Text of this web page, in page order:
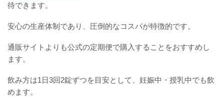
待できます。
安心の生産体制であり、圧倒的なコスパが特徴的です。
通販サイトよりも公式の定期便で購入することをおすすめし
ます。
飲み方は1日3回2錠ずつを目安として、妊娠中・授乳中でも飲
めます。